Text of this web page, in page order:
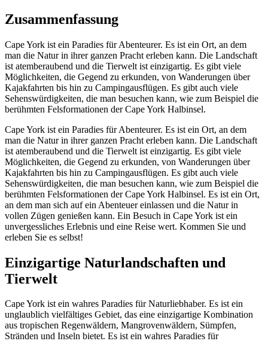
Zusammenfassung
Cape York ist ein Paradies für Abenteurer. Es ist ein Ort, an dem
man die Natur in ihrer ganzen Pracht erleben kann. Die Landschaft
ist atemberaubend und die Tierwelt ist einzigartig. Es gibt viele
Möglichkeiten, die Gegend zu erkunden, von Wanderungen über
Kajakfahrten bis hin zu Campingausflügen. Es gibt auch viele
Sehenswürdigkeiten, die man besuchen kann, wie zum Beispiel die
berühmten Felsformationen der Cape York Halbinsel.
Cape York ist ein Paradies für Abenteurer. Es ist ein Ort, an dem
man die Natur in ihrer ganzen Pracht erleben kann. Die Landschaft
ist atemberaubend und die Tierwelt ist einzigartig. Es gibt viele
Möglichkeiten, die Gegend zu erkunden, von Wanderungen über
Kajakfahrten bis hin zu Campingausflügen. Es gibt auch viele
Sehenswürdigkeiten, die man besuchen kann, wie zum Beispiel die
berühmten Felsformationen der Cape York Halbinsel. Es ist ein Ort,
an dem man sich auf ein Abenteuer einlassen und die Natur in
vollen Zügen genießen kann. Ein Besuch in Cape York ist ein
unvergessliches Erlebnis und eine Reise wert. Kommen Sie und
erleben Sie es selbst!
Einzigartige Naturlandschaften und
Tierwelt
Cape York ist ein wahres Paradies für Naturliebhaber. Es ist ein
unglaublich vielfältiges Gebiet, das eine einzigartige Kombination
aus tropischen Regenwäldern, Mangrovenwäldern, Sümpfen,
Stränden und Inseln bietet. Es ist ein wahres Paradies für